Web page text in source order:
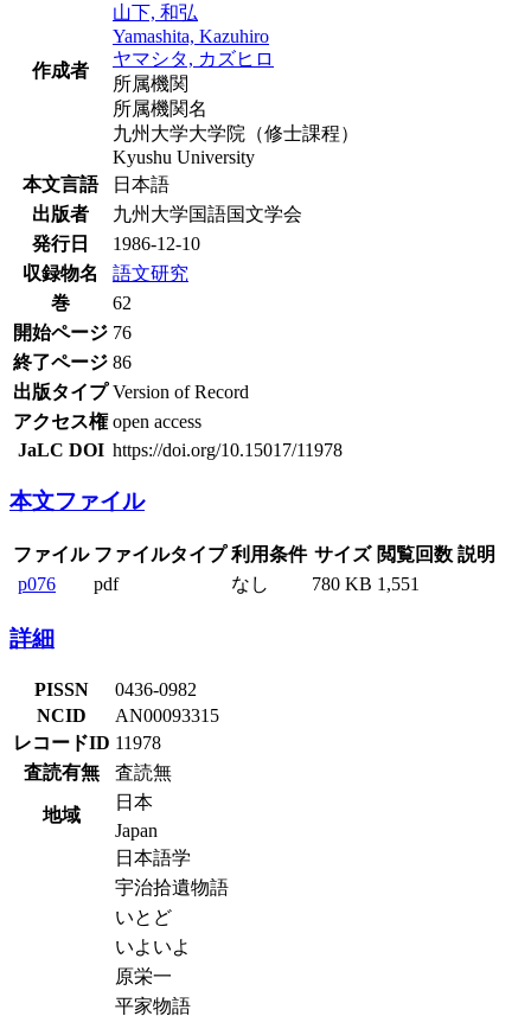
作成者
山下, 和弘
Yamashita, Kazuhiro
ヤマシタ, カズヒロ
所属機関
所属機関名
九州大学大学院（修士課程）
Kyushu University
本文言語
日本語
出版者
九州大学国語国文学会
発行日
1986-12-10
収録物名
語文研究
巻
62
開始ページ 76
終了ページ 86
出版タイプ Version of Record
アクセス権 open access
JaLC DOI https://doi.org/10.15017/11978
本文ファイル
ファイル ファイルタイプ 利用条件 サイズ 閲覧回数 説明
p076
pdf なし 780 KB 1,551
詳細
PISSN
0436-0982
NCID
AN00093315
レコードID 11978
査読有無
査読無
地域
日本
Japan
日本語学
宇治拾遺物語
いとど
いよいよ
原栄一
平家物語